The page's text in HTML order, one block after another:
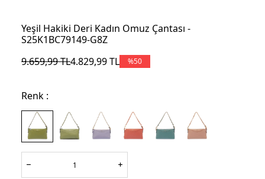
Yeşil Hakiki Deri Kadın Omuz Çantası -
S25K1BC79149-G8Z
9.659,99TL4.829,99TL %50
Renk :